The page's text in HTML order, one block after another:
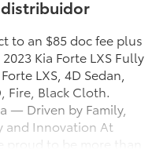
to an $85 doc fee plus
Kia Forte LXS Fully
LXS, 4D Sedan,
Fire, Black Cloth.
— Driven by Family,
and Innovation At
proud to be more than